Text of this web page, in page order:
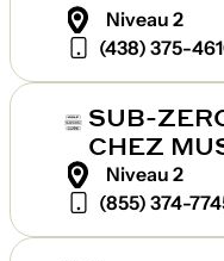
Niveau 2
(438) 375-
SUB-
CHEZ
Niveau 2
(855) 374-